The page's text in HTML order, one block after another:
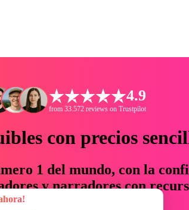
4.9
from 33.572 reviews on Trustpilot
con precios
1 del mundo, con la
y narradores con
en tiempo y presupuesto.